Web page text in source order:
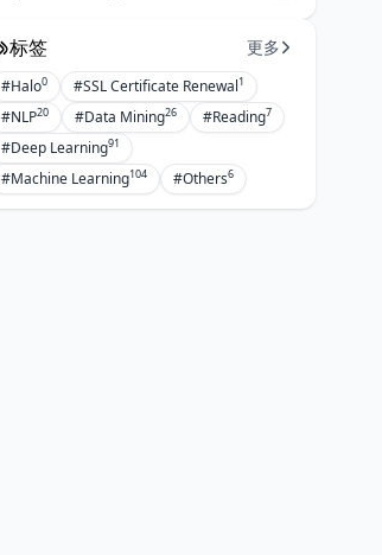
标签 更多
#Halo0 #SSL Certificate Renewal1
#NLP20 #Data Mining26 #Reading7
#Deep Learning91
#Machine Learning104 #Others6